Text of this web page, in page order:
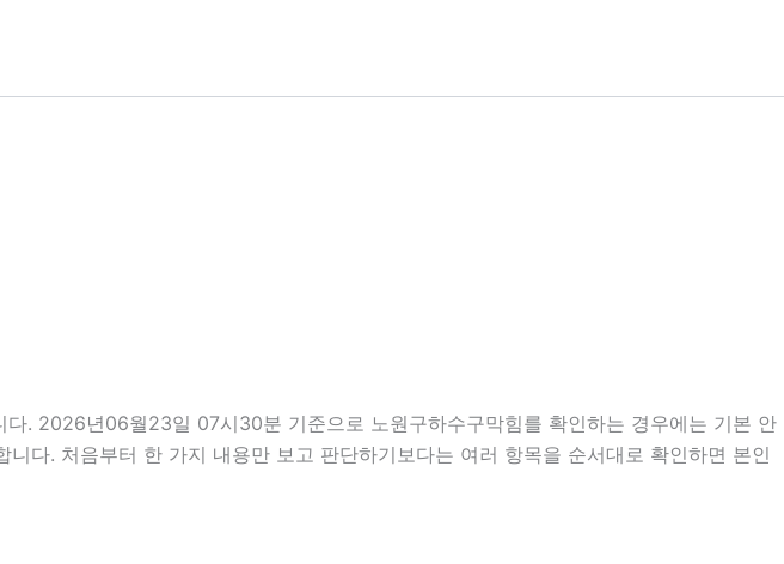
. 2026년06월23일 07시30분 기준으로 노원구하수구막힘를 확인하는 경우에는 기본 안
다. 처음부터 한 가지 내용만 보고 판단하기보다는 여러 항목을 순서대로 확인하면 본인